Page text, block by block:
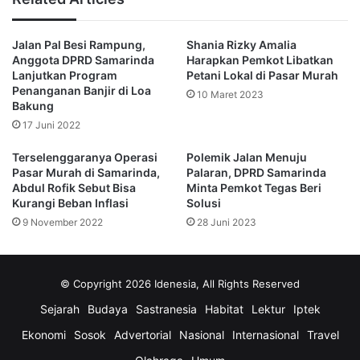
Dari sisi pembangunan, terowongan ini direncanakan
dengan standar kualitas tinggi untuk memastikan
keselamatan dan kenyamanan pengguna jalan.
Andi Harun juga menegaskan bahwa pemerintah kota akan
terus memantau kemajuan proyek ini untuk memastikan
tidak ada kendala berarti dalam penyelesaiannya.
Selain mengurangi kemacetan, terowongan ini diharapkan
dapat menjadi pengungkit pertumbuhan ekonomi, dengan
membuka akses yang lebih mudah ke berbagai kawasan
“Kami berharap proyek ini tidak hanya memberikan dampak
positif dalam hal lalu lintas, tetapi juga sebagai stimulan
bagi sektor ekonomi dan pembangunan di seluruh kota,”
Jalan Pal Besi Rampung,
Anggota DPRD Samarinda
Lanjutkan Program
Penanganan Banjir di Loa
Bakung
17 Juni 2022
Shania Rizky Amalia
Harapkan Pemkot Libatkan
Petani Lokal di Pasar Murah
10 Maret 2023
Terselenggaranya Operasi
Pasar Murah di Samarinda,
Abdul Rofik Sebut Bisa
Kurangi Beban Inflasi
9 November 2022
Polemik Jalan Menuju
Palaran, DPRD Samarinda
Minta Pemkot Tegas Beri
Solusi
28 Juni 2023
© Copyright 2026 Idenesia, All Rights Reserved
Sejarah Budaya Sastranesia Habitat Lektur
Iptek
Ekonomi
Sosok Advertorial Nasional Internasional
Travel